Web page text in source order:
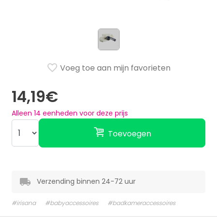
14,19€
Alleen 14 eenheden voor deze prijs
Toevoegen
Voeg toe aan mijn favorieten
Verzending binnen 24-72 uur
#irisana #babyaccessoires #badkameraccessoires